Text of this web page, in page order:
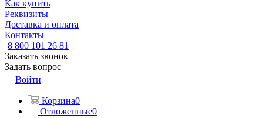
Как купить
Реквизиты
Доставка и оплата
Контакты
8 800 101 26 81
Заказать звонок
Задать вопрос
Войти
Корзина0
Отложенные0